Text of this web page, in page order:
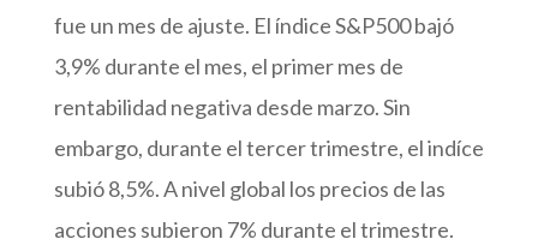
fue un mes de ajuste. El índice S&P500 bajó
3,9% durante el mes, el primer mes de
rentabilidad negativa desde marzo.Sin
embargo, durante el tercer trimestre, el indíce
subió 8,5%. A nivel global los precios de las
acciones subieron 7% durante el trimestre.